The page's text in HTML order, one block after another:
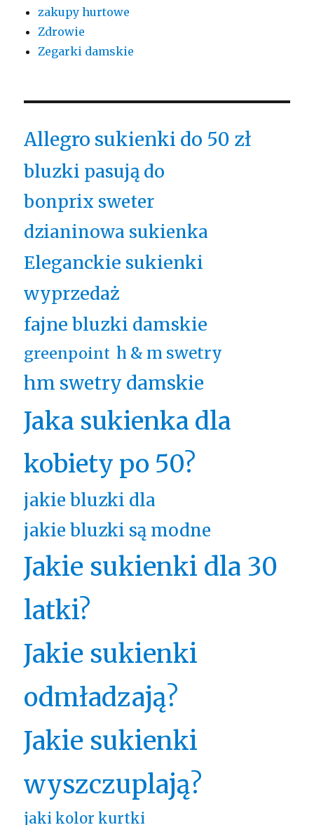
zakupy hurtowe
Zdrowie
Zegarki damskie
Allegro sukienki do 50 zł
bluzki pasują do
bonprix sweter
dzianinowa sukienka
Eleganckie sukienki
wyprzedaż
fajne bluzki damskie
greenpoint h & m swetry
hm swetry damskie
Jaka sukienka dla
kobiety po 50?
jakie bluzki dla
jakie bluzki są modne
Jakie sukienki dla 30
latki?
Jakie sukienki
odmładzają?
Jakie sukienki
wyszczuplają?
jaki kolor kurtki